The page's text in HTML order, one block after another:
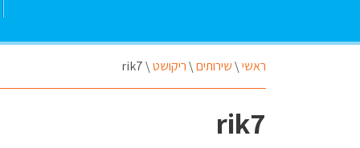
ראשי\שירותים\ריקושט\
rik7
rik7